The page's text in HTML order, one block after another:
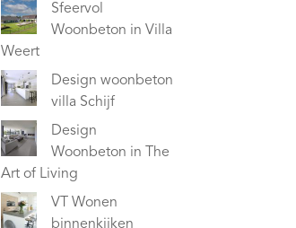
Sfeervol
Woonbeton in Villa
Weert
Design woonbeton
villa Schijf
Design
Woonbeton in The
Art of Living
VT Wonen
binnenkijken